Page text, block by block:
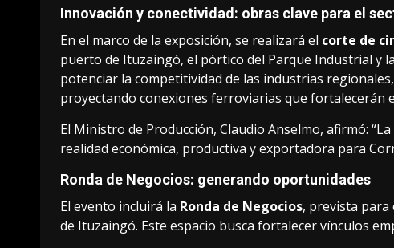
Innovación y conectividad: obras clave para el
En el marco de la exposición, se realizará el corte de
puerto de Ituzaingó, el pórtico del Parque Industrial y
potenciar la competitividad de las industrias
proyectando conexiones ferroviarias que fortalecerán
El Ministro de Producción, Claudio Anselmo, afirmó:
realidad económica, productiva y exportadora para
Ronda de Negocios: generando oportunidades
El evento incluirá la Ronda de Negocios, prevista para
de Ituzaingó. Este espacio busca fortalecer vínculos